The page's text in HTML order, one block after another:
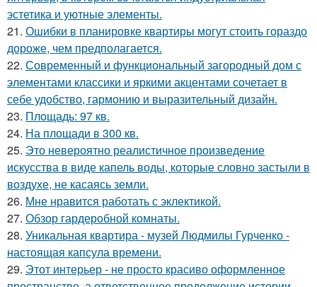
эстетика и уютные элементы.
21. Ошибки в планировке квартиры могут стоить гораздо
дороже, чем предполагается.
22. Современный и функциональный загородный дом с
элементами классики и яркими акцентами сочетает в
себе удобство, гармонию и выразительный дизайн.
23. Площадь: 97 кв.
24. На площади в 300 кв.
25. Это невероятно реалистичное произведение
искусства в виде капель воды, которые словно застыли в
воздухе, не касаясь земли.
26. Мне нравится работать с эклектикой.
27. Обзор гардеробной комнаты.
28. Уникальная квартира - музей Людмилы Гурченко -
настоящая капсула времени.
29. Этот интерьер - не просто красиво оформленное